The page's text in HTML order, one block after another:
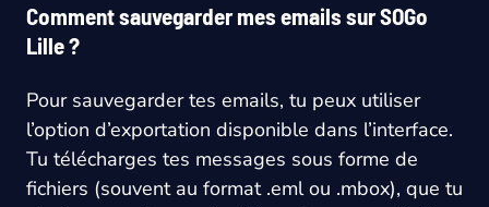
Comment sauvegarder mes emails sur SOGo
Lille ?
Pour sauvegarder tes emails, tu peux utiliser
l’option d’exportation disponible dans l’interface.
Tu télécharges tes messages sous forme de
fichiers (souvent au format .eml ou .mbox), que tu